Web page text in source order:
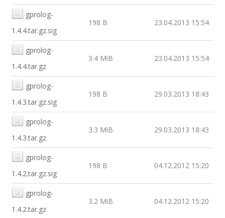
gprolog-
1.4.4.tar.gz.sig
198 B 23.04.2013 15:54
gprolog-
1.4.4.tar.gz
3.4 MiB 23.04.2013 15:54
gprolog-
1.4.3.tar.gz.sig
198 B 29.03.2013 18:43
gprolog-
1.4.3.tar.gz
3.3 MiB 29.03.2013 18:43
gprolog-
1.4.2.tar.gz.sig
198 B 04.12.2012 15:20
gprolog-
1.4.2.tar.gz
3.2 MiB 04.12.2012 15:20